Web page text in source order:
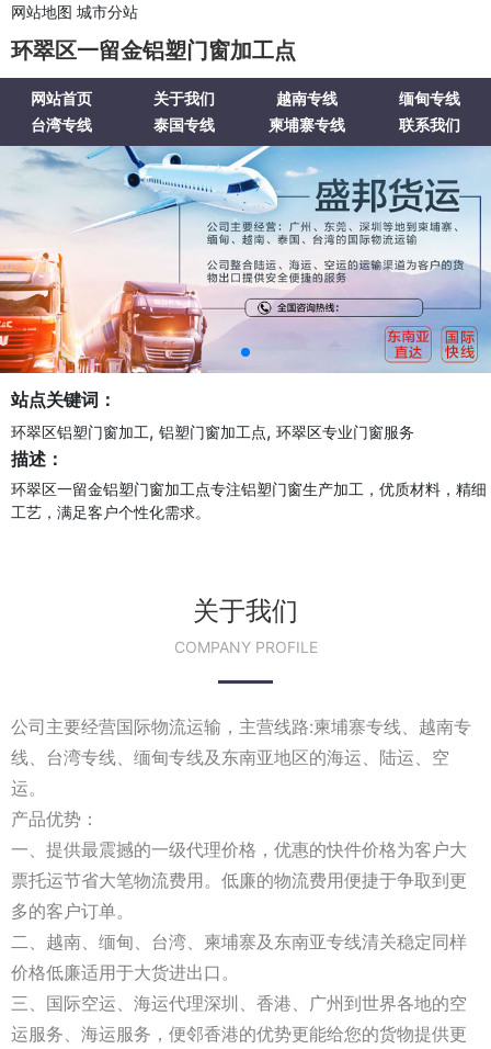
网站地图 城市分站
环翠区一留金铝塑门窗加工点
网站首页 关于我们 越南专线
缅甸专线
台湾专线
泰国专线 柬埔寨专线 联系我们
站点关键词：
环翠区铝塑门窗加工, 铝塑门窗加工点, 环翠区专业门窗服务
描述：
环翠区一留金铝塑门窗加工点专注铝塑门窗生产加工，优质材料，精细
工艺，满足客户个性化需求。
关于我们
COMPANY PROFILE
公司主要经营国际物流运输，主营线路:柬埔寨专线、越南专
线、台湾专线、缅甸专线及东南亚地区的海运、陆运、空
运。
产品优势：
一、提供最震撼的一级代理价格，优惠的快件价格为客户大
票托运节省大笔物流费用。低廉的物流费用便捷于争取到更
多的客户订单。
二、越南、缅甸、台湾、柬埔寨及东南亚专线清关稳定同样
价格低廉适用于大货进出口。
三、国际空运、海运代理深圳、香港、广州到世界各地的空
运服务、海运服务，便邻香港的优势更能给您的货物提供更